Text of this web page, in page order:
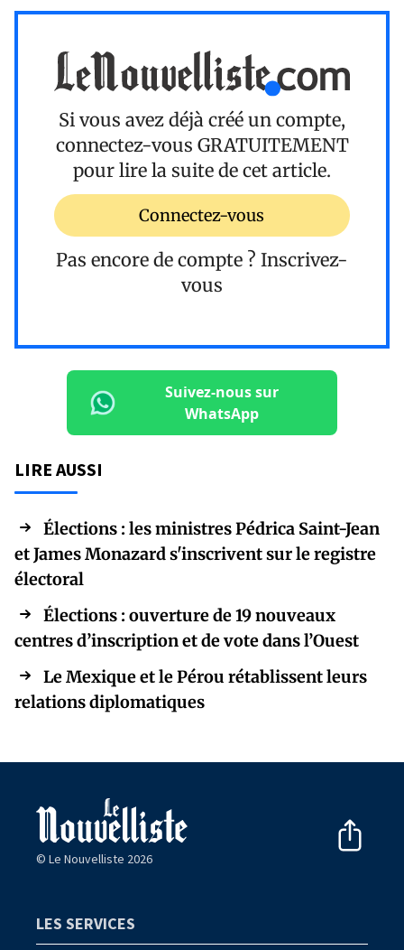
Si vous avez déjà créé un compte,
connectez-vous GRATUITEMENT
pour lire la suite de cet article.
Connectez-vous
Pas encore de compte ? Inscrivez-
vous
Suivez-nous sur
WhatsApp
LIRE AUSSI
Élections : les ministres Pédrica Saint-Jean
et James Monazard s'inscrivent sur le registre
électoral
Élections : ouverture de 19 nouveaux
centres d’inscription et de vote dans l’Ouest
Le Mexique et le Pérou rétablissent leurs
relations diplomatiques
© Le Nouvelliste 2026
LES SERVICES